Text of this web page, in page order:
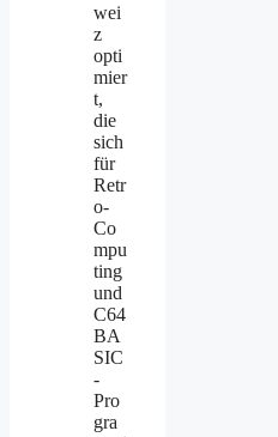
wei
z
opti
mier
t,
die
sich
für
Retr
o-
Co
mpu
ting
und
C64
BA
SIC
-
Pro
gra